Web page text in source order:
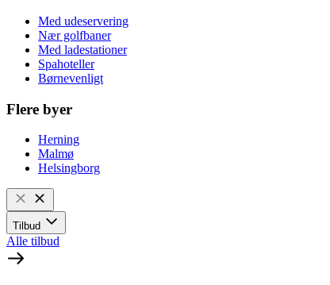
Med udeservering
Nær golfbaner
Med ladestationer
Spahoteller
Børnevenligt
Flere byer
Herning
Malmø
Helsingborg
Tilbud
Alle tilbud